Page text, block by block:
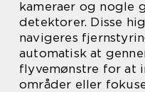
kameraer og nogle
detektorer. Disse
navigeres
automatisk at
flyvemønstre for at
områder eller